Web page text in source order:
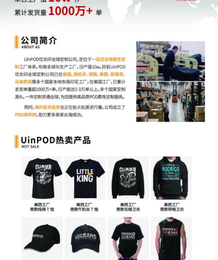
有第三方检测机构结合近期亚马逊产品被误判为儿童玩具的成功申
提交精准申诉：
1. **紧急整改商品信息**：
先排查并删除标题、详情页等内容里kids、child、toy等敏感词，同
时清理girls、cute这类易引发误判的词汇；再明确标注“本产品不适
用于12岁及以下儿童”，主图换成成人使用场景图，避开卡通配色等
儿童元素，同时调整类目，远离Toys & Games，选择成人爱好、办
公用品等对应类目。
整理产品六面图、包装图和说明书，确保无儿童相关设计；导出成
人购买占比高的订单截图，若有产品检测报告也一并备好，若说明
书有标注适用年龄需加盖公章，强化非儿童产品属性。
通过卖家中心“账户状况”页面或发邮件申诉，邮件标题注明“ASIN
XXX 非玩具误判申诉”。正文说明产品实际用途和目标客群，阐述已